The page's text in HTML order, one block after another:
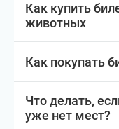
Как купить
животных
Как покупать
Что делать,
уже нет мест?